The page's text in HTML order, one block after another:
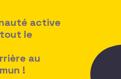
active
le
au
!